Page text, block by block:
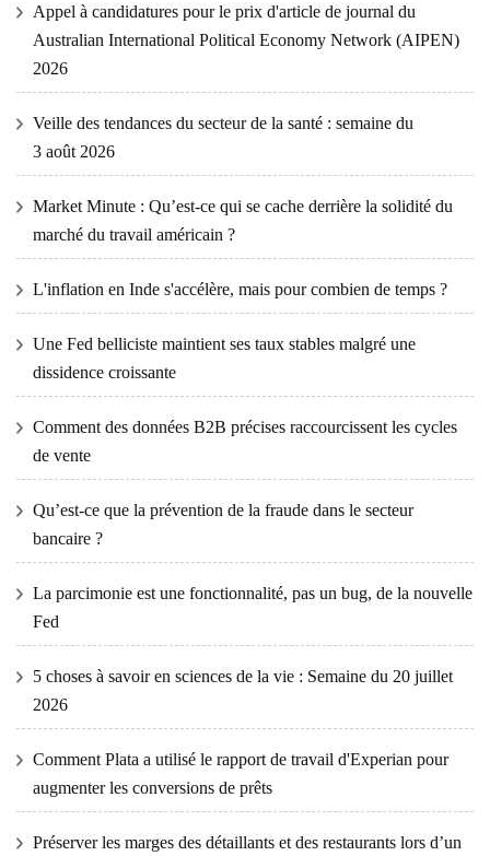
Appel à candidatures pour le prix d'article de journal du
Australian International Political Economy Network (AIPEN)
2026
Veille des tendances du secteur de la santé : semaine du
3 août 2026
Market Minute : Qu’est-ce qui se cache derrière la solidité du
marché du travail américain ?
L'inflation en Inde s'accélère, mais pour combien de temps ?
Une Fed belliciste maintient ses taux stables malgré une
dissidence croissante
Comment des données B2B précises raccourcissent les cycles
de vente
Qu’est-ce que la prévention de la fraude dans le secteur
bancaire ?
La parcimonie est une fonctionnalité, pas un bug, de la nouvelle
Fed
5 choses à savoir en sciences de la vie : Semaine du 20 juillet
2026
Comment Plata a utilisé le rapport de travail d'Experian pour
augmenter les conversions de prêts
Préserver les marges des détaillants et des restaurants lors d’un